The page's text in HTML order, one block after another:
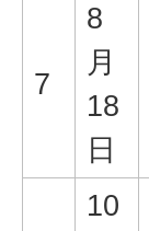
7
8
月
18
日
10